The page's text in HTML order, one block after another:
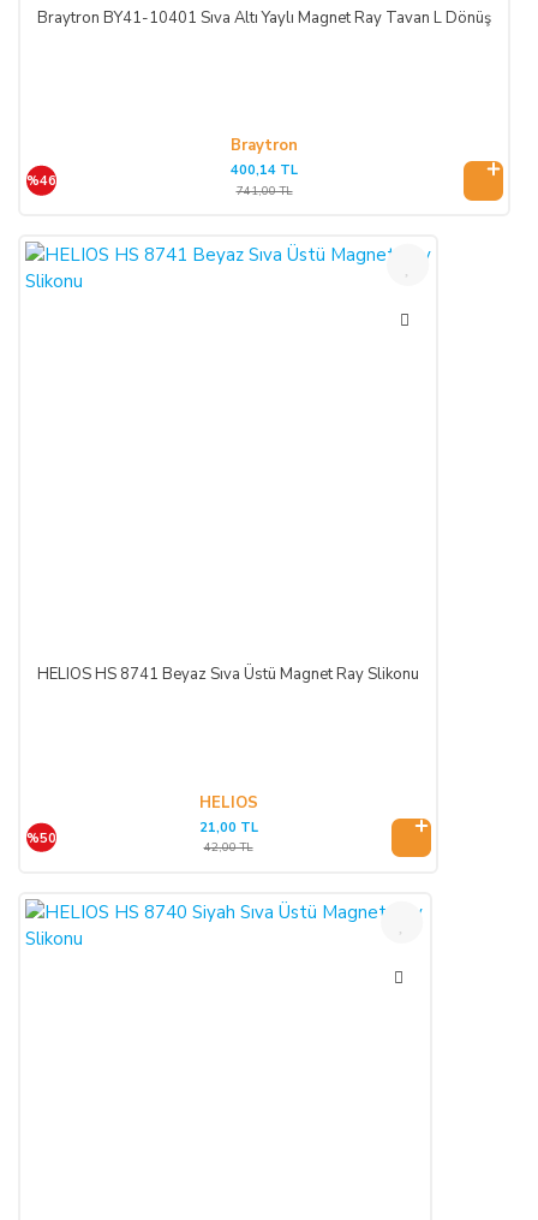
Braytron BY41-10401 Sıva Altı Yaylı Magnet Ray Tavan L Dönüş
Braytron
%46
400,14 TL
741,00 TL
HELIOS HS 8741 Beyaz Sıva Üstü Magnet Ray Slikonu
HELIOS
%50
21,00 TL
42,00 TL